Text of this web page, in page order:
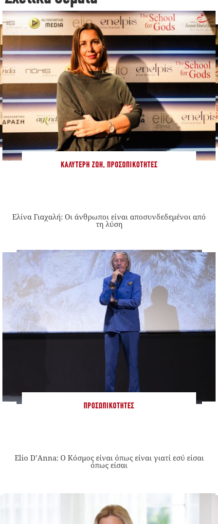
ΚΑΛΎΤΕΡΗ ΖΩΉ, ΠΡΟΣΩΠΙΚΌΤΗΤΕΣ
Ελίνα Γιαχαλή: Οι άνθρωποι είναι αποσυνδεδεμένοι από
τη λύση
ΠΡΟΣΩΠΙΚΌΤΗΤΕΣ
Elio D’Anna: Ο Κόσμος είναι όπως είναι γιατί εσύ είσαι
όπως είσαι